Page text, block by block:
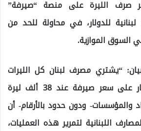
صرف الليرة على منصة “صيرفة”
ليرة لبنانية للدولار، في محاولة للحد من
السوق الموازية.
“يشتري مصرف لبنان كل الليرات
اللبنانية ويبيع الدولار على سعر صيرفة عند 38 ألف ليرة
والمؤسسات- ودون حدود بالأرقام- أن
اللبنانية لتمرير هذه العمليات،